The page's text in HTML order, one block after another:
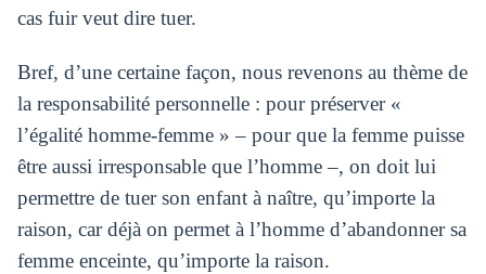
cas fuir veut dire tuer.
Bref, d’une certaine façon, nous revenons au thème de
la responsabilité personnelle : pour préserver «
l’égalité homme-femme » – pour que la femme puisse
être aussi irresponsable que l’homme –, on doit lui
permettre de tuer son enfant à naître, qu’importe la
raison, car déjà on permet à l’homme d’abandonner sa
femme enceinte, qu’importe la raison.